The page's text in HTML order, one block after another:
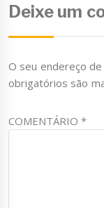
Deixe um
O seu endereço
obrigatórios são
COMENTÁRIO*